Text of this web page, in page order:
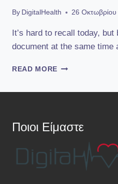
By DigitalHealth 26 Οκτωβρίου
It’s hard to recall today,
document at the same
READ MORE GOOGLE’S
WHITEBOARD
Ποιοι Είμαστε